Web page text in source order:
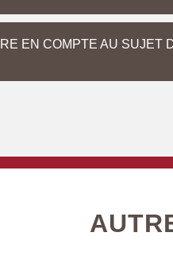
EN COMPTE AU SUJET